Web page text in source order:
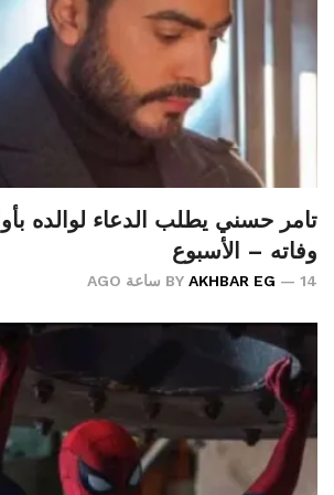
تامر حسني يطلب الدعاء لوالده
وفاته – الأسبوع
BY AKHBAR EG 14 ساعة AGO